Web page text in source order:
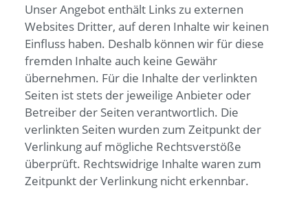
Unser Angebot enthält Links zu externen
Websites Dritter, auf deren Inhalte wir keinen
Einfluss haben. Deshalb können wir für diese
fremden Inhalte auch keine Gewähr
übernehmen. Für die Inhalte der verlinkten
Seiten ist stets der jeweilige Anbieter oder
Betreiber der Seiten verantwortlich. Die
verlinkten Seiten wurden zum Zeitpunkt der
Verlinkung auf mögliche Rechtsverstöße
überprüft. Rechtswidrige Inhalte waren zum
Zeitpunkt der Verlinkung nicht erkennbar.